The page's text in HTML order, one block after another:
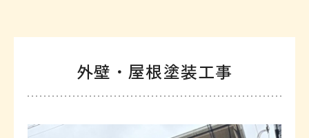
外壁・屋根塗装工事